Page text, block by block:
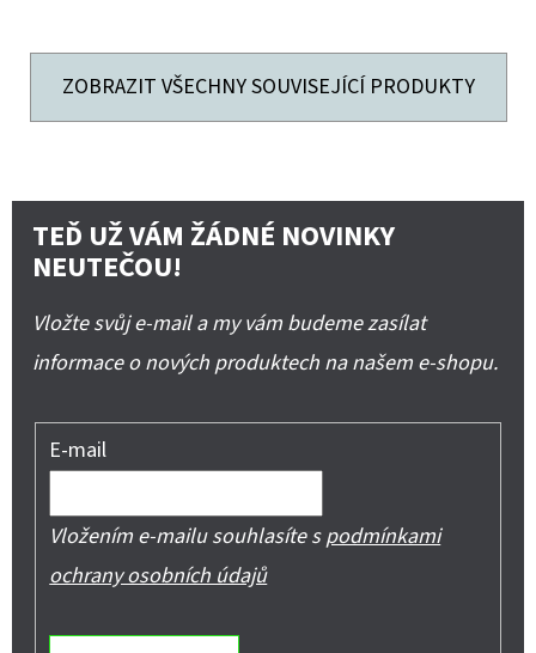
ZOBRAZIT VŠECHNY SOUVISEJÍCÍ PRODUKTY
TEĎ UŽ VÁM ŽÁDNÉ NOVINKY
NEUTEČOU!
Vložte svůj e-mail a my vám budeme zasílat
informace o nových produktech na našem e-shopu.
E-mail
Vložením e-mailu souhlasíte spodmínkami
ochrany osobních údajů